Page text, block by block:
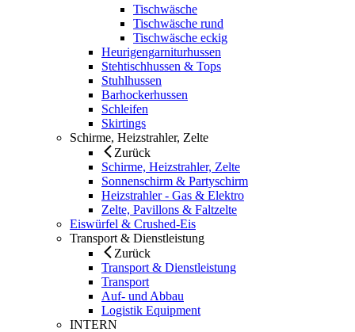
Tischwäsche
Tischwäsche rund
Tischwäsche eckig
Heurigengarniturhussen
Stehtischhussen & Tops
Stuhlhussen
Barhockerhussen
Schleifen
Skirtings
Schirme, Heizstrahler, Zelte
Zurück
Schirme, Heizstrahler, Zelte
Sonnenschirm & Partyschirm
Heizstrahler - Gas & Elektro
Zelte, Pavillons & Faltzelte
Eiswürfel & Crushed-Eis
Transport & Dienstleistung
Zurück
Transport & Dienstleistung
Transport
Auf- und Abbau
Logistik Equipment
INTERN